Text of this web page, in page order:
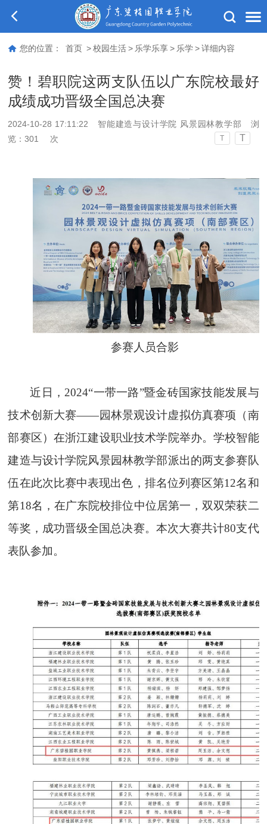
您的位置： 首页 > 校园生活 > 乐学乐享 > 乐学 > 详细内容
赞！碧职院这两支队伍以广东院校最好
成绩成功晋级全国总决赛
2024-10-28 17:11:22 智能建造与设计学院 风景园林教学部
浏
览：301 次 T T
参赛人员合影
近日， 2024“一带一路”暨金砖国家技能发展与
技术创新大赛——园林景观设计虚拟仿真赛项（南
部赛区）在浙江建设职业技术学院举办。学校智能
建造与设计学院风景园林教学部派出的两支参赛队
伍在此次比赛中表现出色，排名位列赛区第12名和
第18名，在广东院校排位中位居第一，双双荣获二
等奖，成功晋级全国总决赛。本次大赛共计80支代
表队参加。